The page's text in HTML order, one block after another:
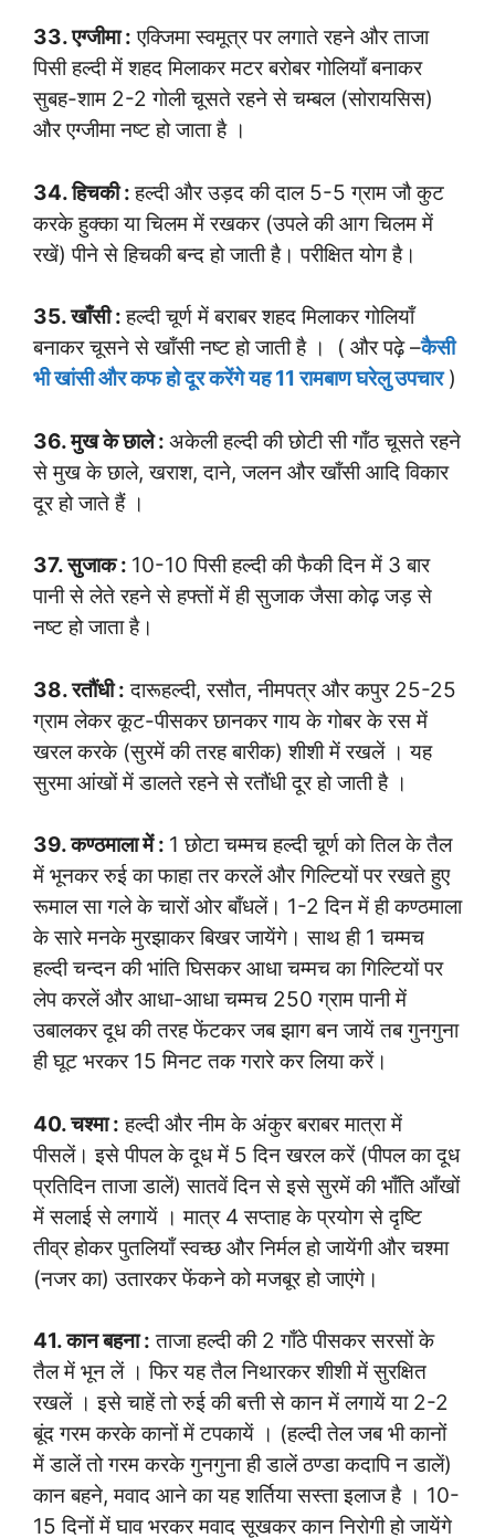
33. एग्जीमा : एक्जिमा स्वमूत्र पर लगाते रहने और ताजा
पिसी हल्दी में शहद मिलाकर मटर बरोबर गोलियाँ बनाकर
सुबह-शाम 2-2 गोली चूसते रहने से चम्बल (सोरायसिस)
और एग्जीमा नष्ट हो जाता है ।
34. हिचकी :हल्दी और उड़द की दाल 5-5 ग्राम जौ कुट
करके हुक्का या चिलम में रखकर (उपले की आग चिलम में
रखें) पीने से हिचकी बन्द हो जाती है। परीक्षित योग है।
35. खाँसी :हल्दी चूर्ण में बराबर शहद मिलाकर गोलियाँ
बनाकर चूसने से खाँसी नष्ट हो जाती है । ( और पढ़े –कैसी
भी खांसी और कफ हो दूर करेंगे यह 11 रामबाण घरेलु उपचार)
36. मुख के छाले : अकेली हल्दी की छोटी सी गाँठ चूसते रहने
से मुख के छाले, खराश, दाने, जलन और खाँसी आदि विकार
दूर हो जाते हैं ।
37. सुजाक : 10-10 पिसी हल्दी की फैकी दिन में 3 बार
पानी से लेते रहने से हफ्तों में ही सुजाक जैसा कोढ़ जड़ से
नष्ट हो जाता है।
38. रतौंधी : दारूहल्दी, रसौत, नीमपत्र और कपुर 25-25
ग्राम लेकर कूट-पीसकर छानकर गाय के गोबर के रस में
खरल करके (सुरमें की तरह बारीक) शीशी में रखलें । यह
सुरमा आंखों में डालते रहने से रतौंधी दूर हो जाती है ।
39. कण्ठमाला में : 1 छोटा चम्मच हल्दी चूर्ण को तिल के तैल
में भूनकर रुई का फाहा तर करलें और गिल्टियों पर रखते हुए
रूमाल सा गले के चारों ओर बाँधलें। 1-2 दिन में ही कण्ठमाला
के सारे मनके मुरझाकर बिखर जायेंगे। साथ ही 1 चम्मच
हल्दी चन्दन की भांति घिसकर आधा चम्मच का गिल्टियों पर
लेप करलें और आधा-आधा चम्मच 250 ग्राम पानी में
उबालकर दूध की तरह फेंटकर जब झाग बन जायें तब गुनगुना
ही घूट भरकर 15 मिनट तक गरारे कर लिया करें।
40. चश्मा : हल्दी और नीम के अंकुर बराबर मात्रा में
पीसलें। इसे पीपल के दूध में 5 दिन खरल करें (पीपल का दूध
प्रतिदिन ताजा डालें) सातवें दिन से इसे सुरमें की भाँति आँखों
में सलाई से लगायें । मात्र 4 सप्ताह के प्रयोग से दृष्टि
तीव्र होकर पुतलियाँ स्वच्छ और निर्मल हो जायेंगी और चश्मा
(नजर का) उतारकर फेंकने को मजबूर हो जाएंगे।
41. कान बहना : ताजा हल्दी की 2 गाँठे पीसकर सरसों के
तैल में भून लें । फिर यह तैल निथारकर शीशी में सुरक्षित
रखलें । इसे चाहें तो रुई की बत्ती से कान में लगायें या 2-2
बूंद गरम करके कानों में टपकायें । (हल्दी तेल जब भी कानों
में डालें तो गरम करके गुनगुना ही डालें ठण्डा कदापि न डालें)
कान बहने, मवाद आने का यह शर्तिया सस्ता इलाज है । 10-
15 दिनों में घाव भरकर मवाद सूखकर कान निरोगी हो जायेंगे